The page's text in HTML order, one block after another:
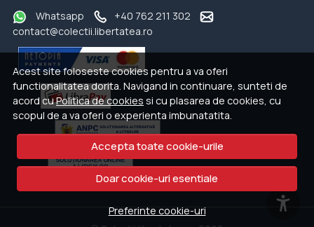
Acest site foloseste cookies pentru a va oferi
functionalitatea dorita. Navigand in continuare, sunteti de
acord cuPolitica de cookies si cu plasarea de cookies, cu
scopul de a va oferi o experienta imbunatatita.
Accepta toate cookie-urile
Doar cookie-uri esentiale
Preferinte cookie-uri
Whatsapp
+40 762 211 302
contact@colectii.libertatea.ro